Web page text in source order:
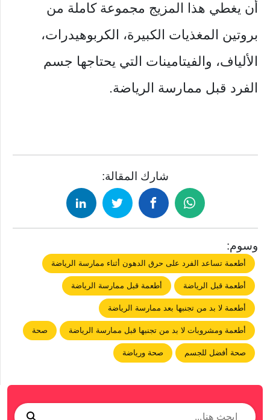
أن يغطي هذا المزيج مجموعة كاملة من
بروتين المغذيات الكبيرة، الكربوهيدرات،
الألياف، والفيتامينات التي يحتاجها جسم
الفرد قبل ممارسة الرياضة.
شارك المقالة:
وسوم:
أطعمة تساعد الفرد على حرق الدهون أثناء ممارسة الرياضة
أطعمة قبل الرياضة أطعمة قبل ممارسة الرياضة
أطعمة لا بد من تجنبها بعد ممارسة الرياضة
أطعمة ومشروبات لا بد من تجنبها قبل ممارسة الرياضة صحة
صحة أفضل للجسم صحة ورياضة